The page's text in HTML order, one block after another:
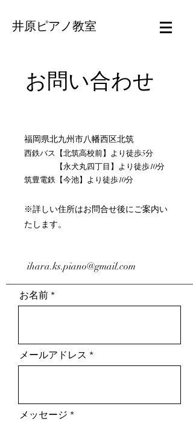
井原ピアノ教室
​お問い合わせ
​福岡県北九州市八幡西区北筑
西鉄バス【北筑高校前】より徒歩5分
【永犬丸四丁目】より徒歩10分
筑豊電鉄【今池】より徒歩10分
※詳しい住所はお問合せ後にご案内い
たします。
ihara.ks.piano@gmail.com
お名前
メールアドレス
メッセージ